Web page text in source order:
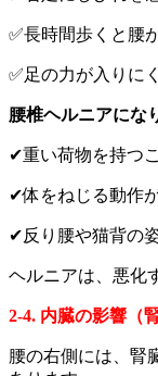
✅長時間歩くと腰
✅足の力が入りに
腰椎ヘルニアにな
✔重い荷物を持つ
✔体をねじる動作
✔反り腰や猫背の
ヘルニアは、悪化
2-4. 内臓の影響（
腰の右側には、腎